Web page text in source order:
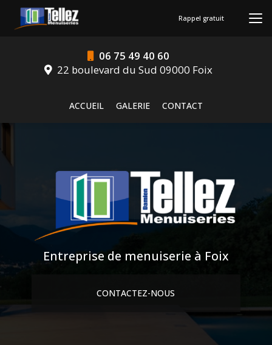
contenu
06 75 49 40 60
22 boulevard du Sud 09000 Foix
ACCUEIL
GALERIE CONTACT
Rappel gratuit
Entreprise de menuiserie à Foix
CONTACTEZ-NOUS